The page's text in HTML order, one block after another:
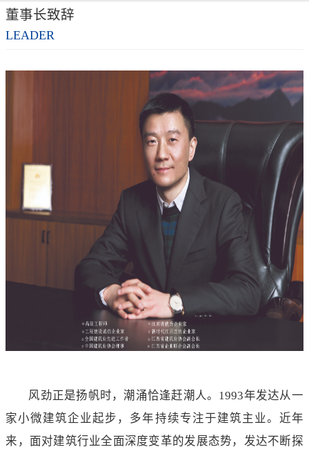
董事长致辞
LEADER
风劲正是扬帆时，潮涌恰逢赶潮人。1993年发达从一
家小微建筑企业起步，多年持续专注于建筑主业。近年
来，面对建筑行业全面深度变革的发展态势，发达不断探